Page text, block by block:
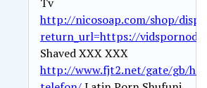
http://nicosoap.com/shop/
return_url=https://
Shaved XXX XXX
http://www.fjt2.net/gate/gb/